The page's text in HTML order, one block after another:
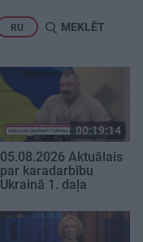
RU MEKLĒT
00:19:14
05.08.2026 Aktuālais
par karadarbību
Ukrainā 1. daļa